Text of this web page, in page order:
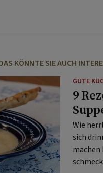
KÖNNTE SIE AUCH
GUTE
9
Wie
sich
machen